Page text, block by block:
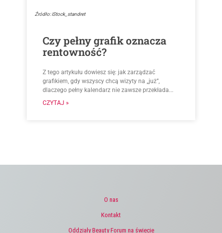
Źródło: iStock_standret
Czy pełny grafik oznacza
rentowność?
Z tego artykułu dowiesz się: jak zarządzać
grafikiem, gdy wszyscy chcą wizyty na „już”,
dlaczego pełny kalendarz nie zawsze przekłada...
CZYTAJ »
O nas
Kontakt
Oddziały Beauty Forum na świecie